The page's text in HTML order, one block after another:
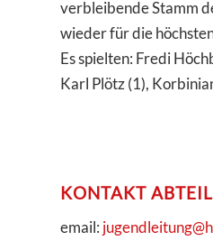
verbleibende Stamm
wieder für die
Es spielten: Fredi
Karl Plötz (1),
KONTAKT
email: